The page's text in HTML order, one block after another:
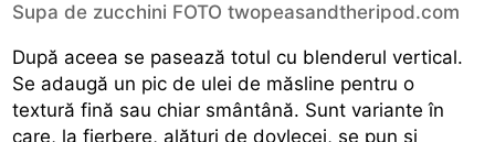
Supa de zucchini FOTO twopeasandtheripod.com
După aceea se pasează totul cu blenderul vertical.
Se adaugă un pic de ulei de măsline pentru o
textură fină sau chiar smântână. Sunt variante în
care, la fierbere, alături de dovlecei, se pun și